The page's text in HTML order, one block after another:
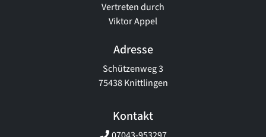
Vertreten durch
Viktor Appel
Adresse
Schützenweg 3
75438 Knittlingen
Kontakt